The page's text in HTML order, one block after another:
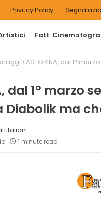
Privacy Policy
Fatti
ASTORINA, dal 1°
dal 1° marzo
Diabolik ma
1 minute read